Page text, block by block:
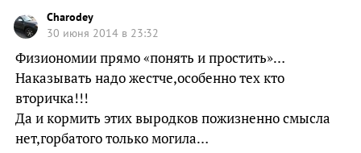
Charodey
30 июня 2014 в 23:32
Физиономии прямо «понять и простить»…
Наказывать надо жестче,особенно тех кто
вторичка!!!
Да и кормить этих выродков пожизненно смысла
нет,горбатого только могила…